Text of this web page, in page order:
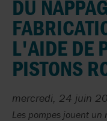
DU
L'AIDE DE
PISTONS
mercredi, 24 juin
Les pompes jouent